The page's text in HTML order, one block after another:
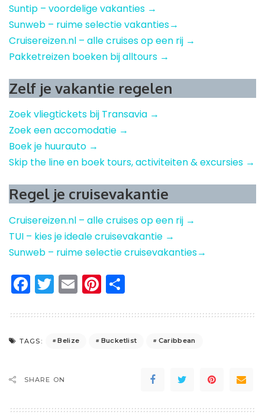
Suntip – voordelige vakanties →
Sunweb – ruime selectie vakanties→
Cruisereizen.nl – alle cruises op een rij →
Pakketreizen boeken bij alltours →
Zelf je vakantie regelen
Zoek vliegtickets bij Transavia →
Zoek een accomodatie →
Boek je huurauto →
Skip the line en boek tours, activiteiten & excursies →
Regel je cruisevakantie
Cruisereizen.nl – alle cruises op een rij →
TUI – kies je ideale cruisevakantie →
Sunweb – ruime selectie cruisevakanties→
Facebook
Twitter
EmailPinterest
TAGS: Belize Bucketlist Caribbean
SHARE ON